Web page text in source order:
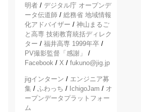
明者 / デジタル庁 オープンデ
ータ伝道師 / 総務省 地域情報
化アドバイザー / 神山まるご
と高専 技術教育統括ディレク
ター / 福井高専 1999年卒 /
PV撮影監督「感謝」
/
Facebook / X / fukuno@jig.jp
jigインターン / エンジニア募
集 / ふわっち / IchigoJam / オ
ープンデータプラットフォー
ム